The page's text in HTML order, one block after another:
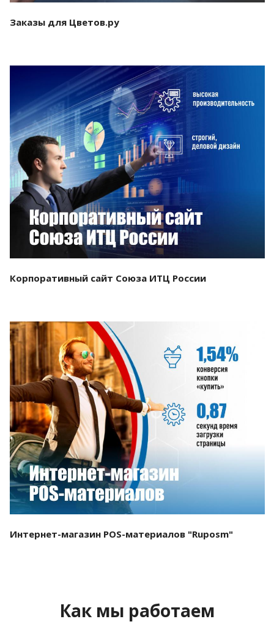
Заказы для Цветов.ру
Смотреть проект
Корпоративный сайт Союза ИТЦ России
Смотреть проект
Интернет-магазин POS-материалов "Ruposm"
Как мы работаем